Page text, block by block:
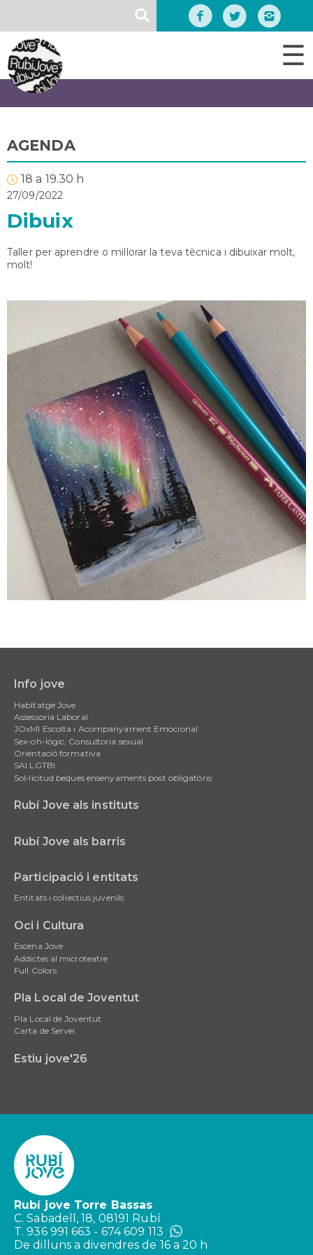
contingut
☰
AGENDA
18 a 19.30 h
27/09/2022
Dibuix
Taller per aprendre o millorar la teva tècnica i dibuixar molt,
molt!
navigation
Info jove
Habitatge Jove
Assessoria Laboral
JOxMI Escolta i Acompanyament Emocional
Sex-oh-lògic, Consultoria sexual
Orientació formativa
SAI LGTBI
Sol•licitud beques ensenyaments post obligatòris
Rubí Jove als instituts
Rubí Jove als barris
Participació i entitats
Entitats i col·lectius juvenils
Oci i Cultura
Escena Jove
Addictes al microteatre
Full Colors
Pla Local de Joventut
Pla Local de Joventut
Carta de Servei
Estiu jove'26
Rubí jove Torre Bassas
C. Sabadell, 18, 08191 Rubí
T. 936 991 663 - 674 609 113
De dilluns a divendres de 16 a 20 h